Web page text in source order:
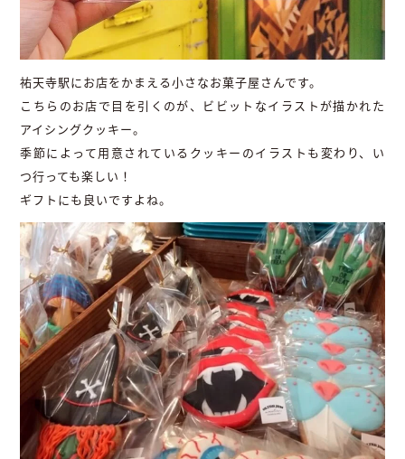
祐天寺駅にお店をかまえる小さなお菓子屋さんです。
こちらのお店で目を引くのが、ビビットなイラストが描かれた
アイシングクッキー。
季節によって用意されているクッキーのイラストも変わり、い
つ行っても楽しい！
ギフトにも良いですよね。